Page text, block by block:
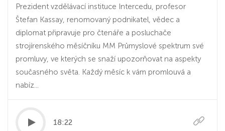
Prezident vzdělávací instituce Intercedu, profesor
Štefan Kassay, renomovaný podnikatel, vědec a
diplomat připravuje pro čtenáře a posluchače
strojírenského měsíčníku MM Průmyslové spektrum své
promluvy, ve kterých se snaží upozorňovat na aspekty
současného světa. Každý měsíc k vám promlouvá a
nabíz...
18:22